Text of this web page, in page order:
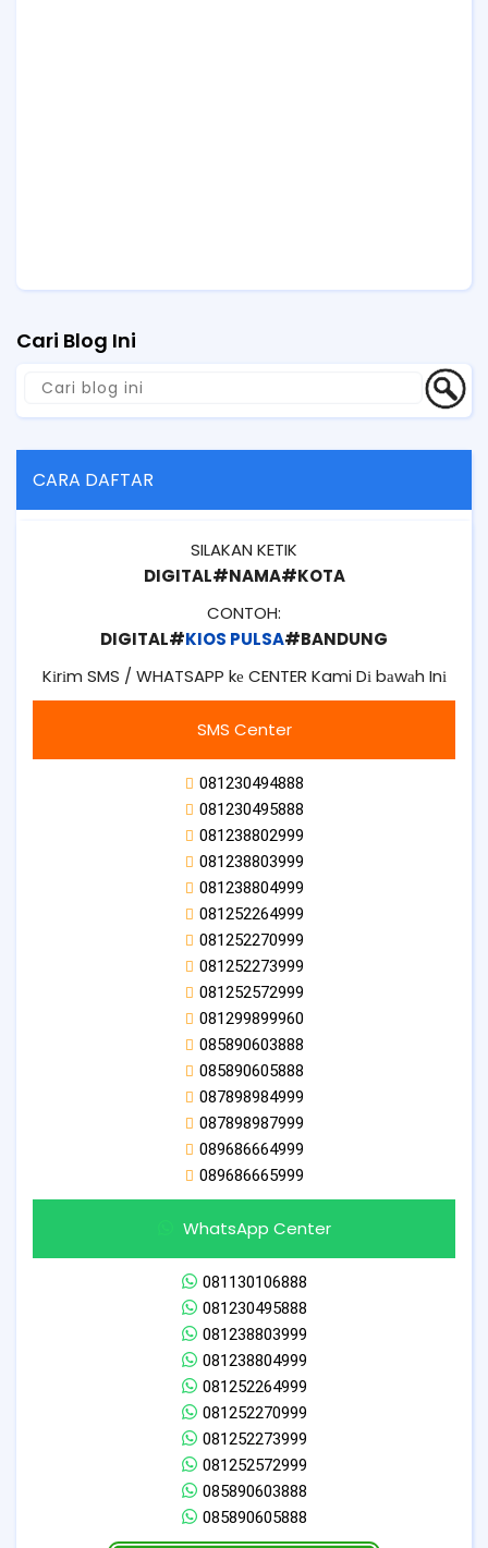
Cari Blog Ini
CARA DAFTAR
SILAKAN KETIK
DIGITAL#NAMA#KOTA
CONTOH:
DIGITAL#KIOS PULSA#BANDUNG
Kіrіm SMS / WHATSAPP kе CENTER Kami Dі bаwаh Inі
SMS Center
081230494888
081230495888
081238802999
081238803999
081238804999
081252264999
081252270999
081252273999
081252572999
081299899960
085890603888
085890605888
087898984999
087898987999
089686664999
089686665999
WhatsApp Center
081130106888
081230495888
081238803999
081238804999
081252264999
081252270999
081252273999
081252572999
085890603888
085890605888